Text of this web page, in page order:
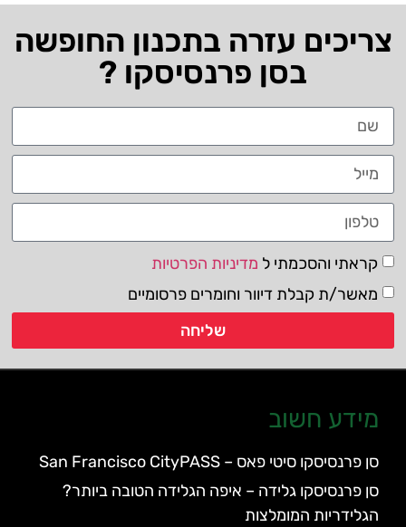
צריכים עזרה בתכנון החופשה
בסן פרנסיסקו ?
קראתי והסכמתי ל מדיניות הפרטיות
מאשר/ת קבלת דיוור וחומרים פרסומיים
שליחה
מידע חשוב
סן פרנסיסקו סיטי פאס – San Francisco CityPASS
סן פרנסיסקו גלידה – איפה הגלידה הטובה ביותר?
הגלידריות המומלצות